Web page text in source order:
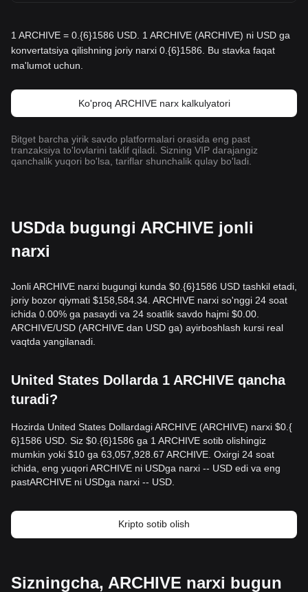
1 ARCHIVE = 0.{6}1586 USD. 1 ARCHIVE (ARCHIVE) ni USD ga
konvertatsiya qilishning joriy narxi 0.{6}1586. Bu stavka faqat
ma'lumot uchun.
Ko'proq ARCHIVE narx kalkulyatori
Bitget barcha yirik savdo platformalari orasida eng past
tranzaksiya to'lovlarini taklif qiladi. Sizning VIP darajangiz
qanchalik yuqori bo'lsa, tariflar shunchalik qulay bo'ladi.
USDda bugungi ARCHIVE jonli
narxi
Jonli ARCHIVE narxi bugungi kunda $0.{​6}1586 USD tashkil etadi,
joriy bozor qiymati $158,584.34. ARCHIVE narxi so'nggi 24 soat
ichida 0.00% ga pasaydi va 24 soatlik savdo hajmi $0.00.
ARCHIVE/USD (ARCHIVE dan USD ga) ayirboshlash kursi real
vaqtda yangilanadi.
United States Dollarda 1 ARCHIVE qancha
turadi?
Hozirda United States Dollardagi ARCHIVE (ARCHIVE) narxi $0.{​
6}1586 USD. Siz $0.{​6}1586 ga 1 ARCHIVE sotib olishingiz
mumkin yoki $10 ga 63,057,928.67 ARCHIVE. Oxirgi 24 soat
ichida, eng yuqori ARCHIVE ni USDga narxi -- USD edi va eng
pastARCHIVE ni USDga narxi -- USD.
Kripto sotib olish
Sizningcha, ARCHIVE narxi bugun